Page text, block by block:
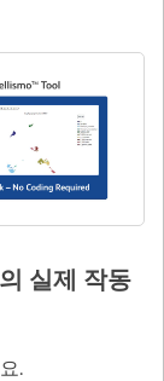
실제 작동
.